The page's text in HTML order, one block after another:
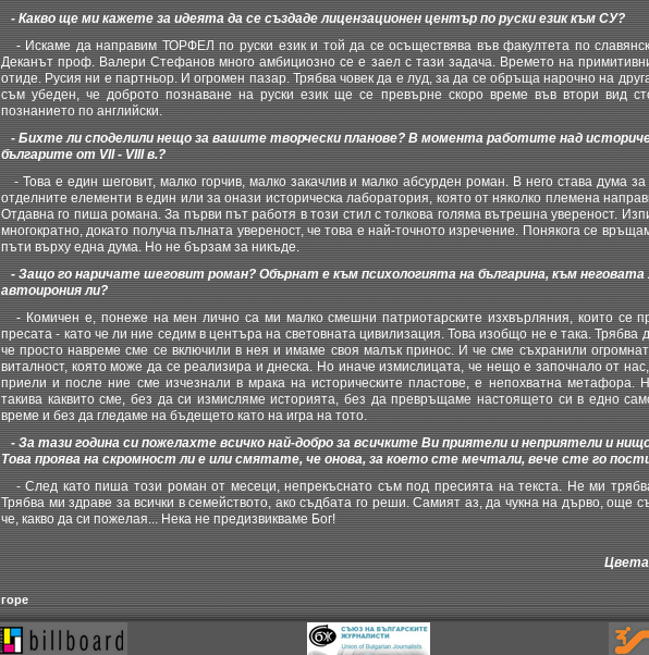
- Какво ще ми кажете за идеята да се създаде лицензационен център по руски език към СУ?
- Искаме да направим ТОРФЕЛ по руски език и той да се осъществява във факултета по
Деканът проф. Валери Стефанов много амбициозно се е заел с тази задача. Времето на
отиде. Русия ни е партньор. И огромен пазар. Трябва човек да е луд, за да се обръща нарочно на
съм убеден, че доброто познаване на руски език ще се превърне скоро време във втори вид
познанието по английски.
- Бихте ли споделили нещо за вашите творчески планове? В момента работите над
българите от VII - VIII в.?
- Това е един шеговит, малко горчив, малко закачлив и малко абсурден роман. В него става дума
отделните елементи в един или за онази историческа лаборатория, която от няколко племена
Отдавна го пиша романа. За първи път работя в този стил с толкова голяма вътрешна увереност.
многократно, докато получа пълната увереност, че това е най-точното изречение. Понякога се
пъти върху една дума. Но не бързам за никъде.
- Защо го наричате шеговит роман? Обърнат е към психологията на българина, към неговата
автоирония ли?
- Комичен е, понеже на мен лично са ми малко смешни патриотарските изхвърляния, които се
пресата - като че ли ние седим в центъра на световната цивилизация. Това изобщо не е така. Трябва
че просто навреме сме се включили в нея и имаме своя малък принос. И че сме съхранили
виталност, която може да се реализира и днеска. Но иначе измислицата, че нещо е започнало от нас,
приели и после ние сме изчезнали в мрака на историческите пластове, е непохватна метафора.
такива каквито сме, без да си измисляме историята, без да превръщаме настоящето си в едно
време и без да гледаме на бъдещето като на игра на тото.
- За тази година си пожелахте всичко най-добро за всичките Ви приятели и неприятели и
Това проява на скромност ли е или смятате, че онова, за което сте мечтали, вече сте го
- След като пиша този роман от месеци, непрекъснато съм под пресията на текста. Не ми
Трябва ми здраве за всички в семейството, ако съдбата го реши. Самият аз, да чукна на дърво, още
че, какво да си пожелая... Нека не предизвикваме Бог!
горе